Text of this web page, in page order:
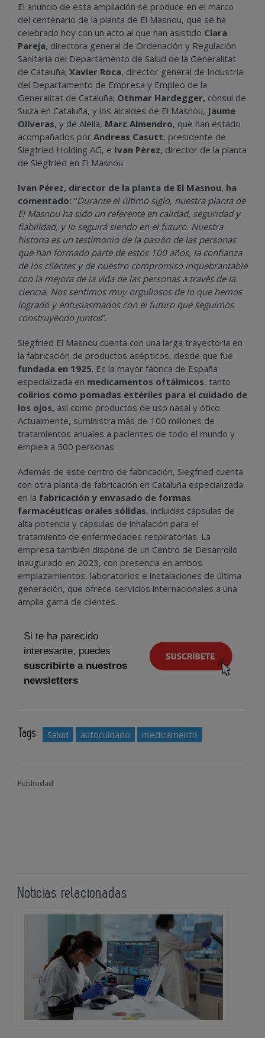
El anuncio de esta ampliación se produce en el marco
del centenario de la planta de El Masnou, que se ha
celebrado hoy con un acto al que han asistido Clara
Pareja, directora general de Ordenación y Regulación
Sanitaria del Departamento de Salud de la Generalitat
de Cataluña; Xavier Roca, director general de Industria
del Departamento de Empresa y Empleo de la
Generalitat de Cataluña; Othmar Hardegger, cónsul de
Suiza en Cataluña, y los alcaldes de El Masnou, Jaume
Oliveras, y de Alella, Marc Almendro, que han estado
acompañados por Andreas Casutt, presidente de
Siegfried Holding AG, e Ivan Pérez, director de la planta
de Siegfried en El Masnou.
Ivan Pérez, director de la planta de El Masnou, ha
comentado: “Durante el último siglo, nuestra planta de
El Masnou ha sido un referente en calidad, seguridad y
fiabilidad, y lo seguirá siendo en el futuro. Nuestra
historia es un testimonio de la pasión de las personas
que han formado parte de estos 100 años, la confianza
de los clientes y de nuestro compromiso inquebrantable
con la mejora de la vida de las personas a través de la
ciencia. Nos sentimos muy orgullosos de lo que hemos
logrado y entusiasmados con el futuro que seguimos
construyendo juntos”.
Siegfried El Masnou cuenta con una larga trayectoria en
la fabricación de productos asépticos, desde que fue
fundada en 1925. Es la mayor fábrica de España
especializada en medicamentos oftálmicos, tanto
colirios como pomadas estériles para el cuidado de
los ojos, así como productos de uso nasal y ótico.
Actualmente, suministra más de 100 millones de
tratamientos anuales a pacientes de todo el mundo y
emplea a 500 personas.
Además de este centro de fabricación, Siegfried cuenta
con otra planta de fabricación en Cataluña especializada
en la fabricación y envasado de formas
farmacéuticas orales sólidas, incluidas cápsulas de
alta potencia y cápsulas de inhalación para el
tratamiento de enfermedades respiratorias. La
empresa también dispone de un Centro de Desarrollo
inaugurado en 2023, con presencia en ambos
emplazamientos, laboratorios e instalaciones de última
generación, que ofrece servicios internacionales a una
amplia gama de clientes.
Si te ha parecido
interesante, puedes
suscribirte a nuestros
newsletters
Tags: Salud autocuidado medicamento
Publicidad
Noticias relacionadas